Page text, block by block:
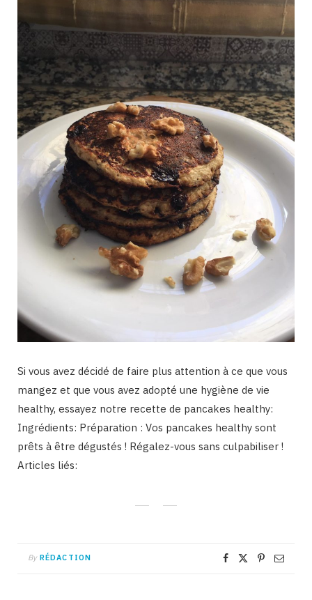
Si vous avez décidé de faire plus attention à ce que vous
mangez et que vous avez adopté une hygiène de vie
healthy, essayez notre recette de pancakes healthy:
Ingrédients: Préparation : Vos pancakes healthy sont
prêts à être dégustés ! Régalez-vous sans culpabiliser !
Articles liés:
By RÉDACTION